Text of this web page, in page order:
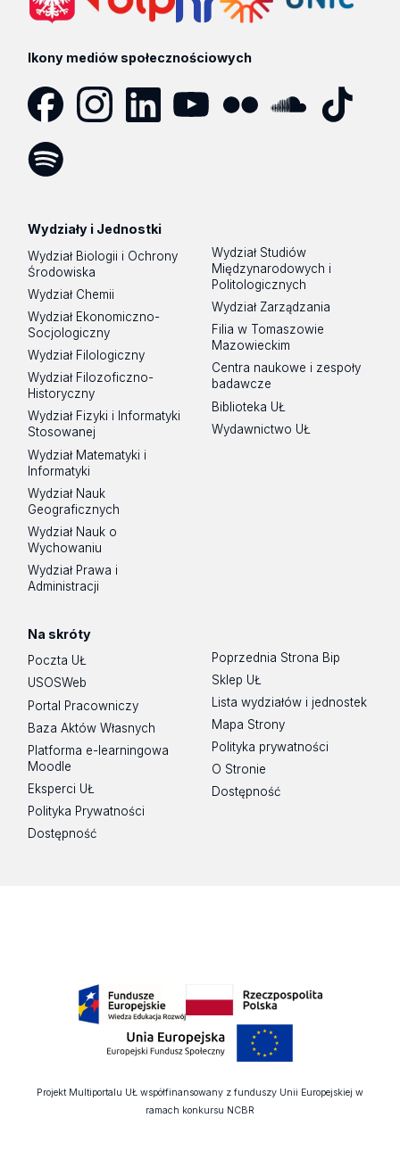
Ikony mediów społecznościowych
Wydziały i Jednostki
Wydział Biologii i Ochrony
Środowiska
Wydział Chemii
Wydział Ekonomiczno-
Socjologiczny
Wydział Filologiczny
Wydział Filozoficzno-
Historyczny
Wydział Fizyki i Informatyki
Stosowanej
Wydział Matematyki i
Informatyki
Wydział Nauk
Geograficznych
Wydział Nauk o
Wychowaniu
Wydział Prawa i
Administracji
Wydział Studiów
Międzynarodowych i
Politologicznych
Wydział Zarządzania
Filia w Tomaszowie
Mazowieckim
Centra naukowe i zespoły
badawcze
Biblioteka UŁ
Wydawnictwo UŁ
Na skróty
Poczta UŁ
USOSWeb
Portal Pracowniczy
Baza Aktów Własnych
Platforma e-learningowa
Moodle
Eksperci UŁ
Polityka Prywatności
Dostępność
Poprzednia Strona Bip
Sklep UŁ
Lista wydziałów i jednostek
Mapa Strony
Polityka prywatności
O Stronie
Dostępność
Projekt Multiportalu UŁ współfinansowany z funduszy Unii Europejskiej w
ramach konkursu NCBR